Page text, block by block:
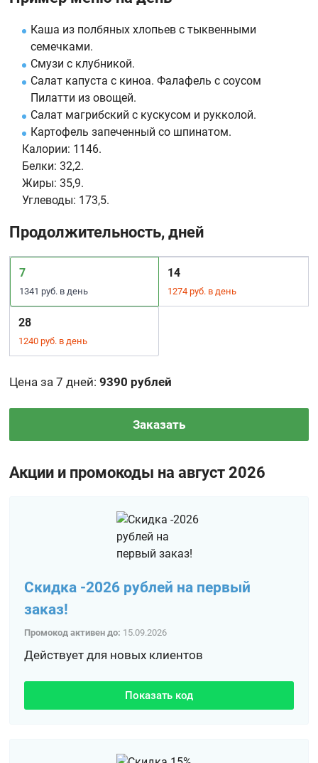
Каша из полбяных хлопьев с тыквенными
семечками.
Смузи с клубникой.
Салат капуста с киноа. Фалафель с соусом
Пилатти из овощей.
Салат магрибский с кускусом и рукколой.
Картофель запеченный со шпинатом.
Калории: 1146.
Белки: 32,2.
Жиры: 35,9.
Углеводы: 173,5.
Продолжительность, дней
7
1341 руб. в день
14
1274 руб. в день
28
1240 руб. в день
Цена за 7 дней:9390 рублей
Заказать
Акции и промокоды на август 2026
Скидка -2026 рублей на первый
заказ!
Промокод активен до: 15.09.2026
Действует для новых клиентов
Показать код